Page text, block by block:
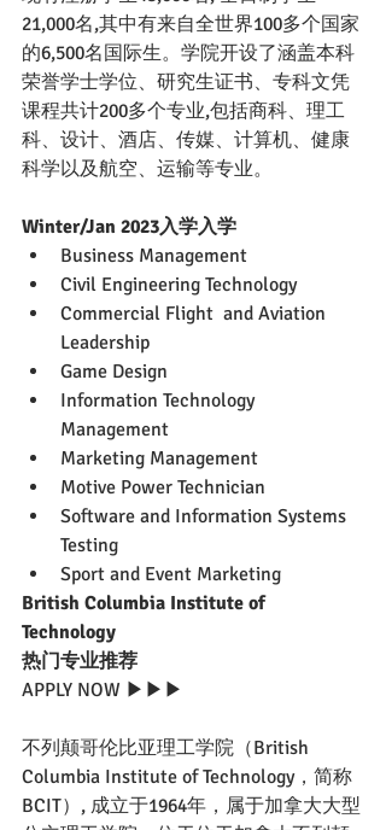
21,000名,其中有来自全世界100多个国家
的6,500名国际生。学院开设了涵盖本科
荣誉学士学位、研究生证书、专科文凭
课程共计200多个专业,包括商科、理工
科、设计、酒店、传媒、计算机、健康
科学以及航空、运输等专业。
Winter/Jan 2023入学入学
Business Management
Civil Engineering Technology
Commercial Flight  and Aviation
Leadership
Game Design
Information Technology
Management
Marketing Management
Motive Power Technician
Software and Information Systems
Testing
Sport and Event Marketing
British Columbia Institute of
Technology
热门专业推荐
APPLY NOW ▶▶▶
不列颠哥伦比亚理工学院（British
Columbia Institute of Technology，简称
BCIT）, 成立于1964年，属于加拿大大型